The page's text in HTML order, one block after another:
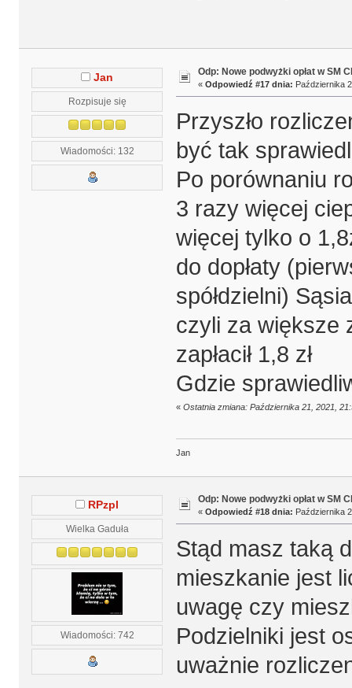
Jan
Rozpisuje się
Wiadomości: 132
Odp: Nowe podwyżki opłat w SM
« Odpowiedź #17 dnia: Października
Przyszło
być tak
Po porównaniu
3 razy więcej
więcej tylko o
do dopłaty
spółdzielni)
czyli za większe
zapłacił 1,8 zł
Gdzie
« Ostatnia zmiana: Października 21, 2021,
Jan
RPzpl
Wielka Gaduła
Wiadomości: 742
Odp: Nowe podwyżki opłat w SM
« Odpowiedź #18 dnia: Października
Stąd masz taką
mieszkanie jest
uwagę czy
Podzielniki jest
uważnie